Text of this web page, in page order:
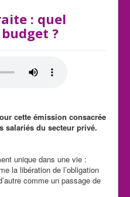
: quel
?
cette émission consacrée
salariés du secteur privé.
unique dans une vie :
la libération de l’obligation
comme un passage de